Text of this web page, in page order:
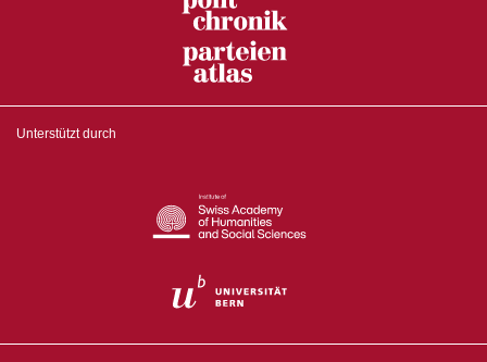
Unterstützt durch